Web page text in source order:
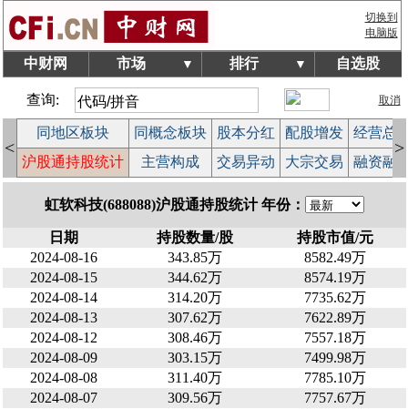
切换到
电脑版
中财网 市场 ▼ 排行 ▼ 自选股
查询: 取消
<
同地区板块 同概念板块 股本分红 配股增发
经营总
沪股通持股统计 主营构成 交易异动 大宗交易 融资融
>
虹软科技(688088)沪股通持股统计 年份：
日期 持股数量/股
持股市值/元
2024-08-16
343.85万
8582.49万
2024-08-15
344.62万
8574.19万
2024-08-14
314.20万
7735.62万
2024-08-13
307.62万
7622.89万
2024-08-12
308.46万
7557.18万
2024-08-09
303.15万
7499.98万
2024-08-08
311.40万
7785.10万
2024-08-07
309.56万
7757.67万